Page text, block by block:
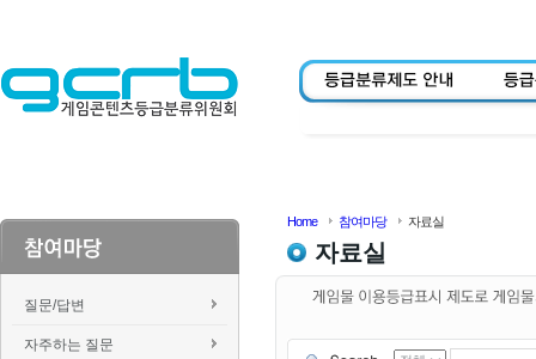
질문/답변
자주하는 질문
Home 참여마당 자료실
자료실